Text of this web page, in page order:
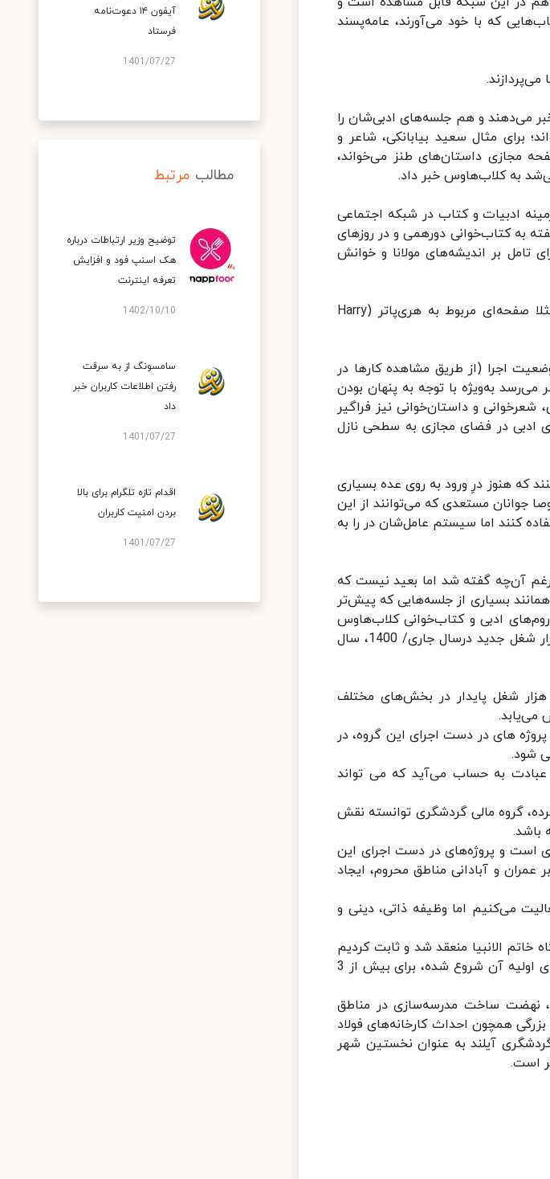
که با خود می‌آورند، عامه‌پسند
می‌دهند و هم جلسه‌های ادبی‌شان را
برای مثال سعید بیابانکی، شاعر و
مجازی داستان‌های طنز می‌خواند،
به کلاب‌هاوس خبر داد.
ادبیات و کتاب در شبکه اجتماعی
به کتاب‌خوانی دورهمی و در روزهای
تامل بر اندیشه‌های مولانا و خوانش
تعداد دنبال‌کنندگان برخی صفحه‌های ادبی هم در کلاب‌هاوس قابل توجه است؛ مثلا صفحه‌ای مربوط به هری‌پاتر (Harry
اجرا (از طریق مشاهده کارها در
به‌ویژه با توجه به پنهان بودن
و داستان‌خوانی نیز فراگیر
ادبی در فضای مجازی به سطحی نازل
که هنوز درِ ورود به روی عده بسیاری
جوانان مستعدی که می‌توانند از این
کنند اما سیستم عامل‌شان در را به
آن‌چه گفته شد اما بعید نیست که
بسیاری از جلسه‌هایی که پیش‌تر
ادبی و کتاب‌خوانی کلاب‌هاوس
حضور اندرویدی‌هاست و ارتقای سطح برگزاری جلسه‌ها، یا آن‌که خاموشی!ایجاد 5 هزار شغل جدید درسال جاری/ 1400، سال
مدیر روابط عمومی گروه مالی گردشگری اعلام کرد: این گروه تاکنون بیش از 10 هزار شغل پایدار در بخش‌های مختلف
های در دست اجرای این گروه، در
عبادت به حساب می‌آید که می تواند
گروه مالی گردشگری توانسته نقش
باشد.
است و پروژه‌های در دست اجرای این
و آبادانی مناطق محروم، ایجاد
می‌کنیم اما وظیفه ذاتی، دینی و
خاتم الانبیا منعقد شد و ثابت کردیم
که می توانیم تهدیدها را به فرصت تبدیل کنیم. در طرح توسعه فولاد بناب که کارهای اولیه آن شروع شده، برای بیش از 3
و 40 هزار شغل غیرمستقیم، نهضت ساخت مدرسه‌سازی در مناطق
همچون احداث کارخانه‌های فولاد
آیلند به عنوان نخستین شهر
است.
آیفون ۱۴ دعوت‌نامه
فرستاد
1401/07/27
مطالب مرتبط
توضیح وزیر ارتباطات درباره
هک اسنپ‌ فود و افزایش
تعرفه اینترنت
1402/10/10
سامسونگ از به سرقت
رفتن اطلاعات کاربران خبر
داد
1401/07/27
اقدام تازه تلگرام برای بالا
بردن امنیت کاربران
1401/07/27